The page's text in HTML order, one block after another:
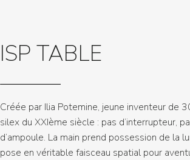
ISP TABLE
Créée par Ilia Potemine, jeune inventeur de
silex du XXIème siècle : pas d’interrupteur,
d’ampoule. La main prend possession de la
pose en véritable faisceau spatial pour